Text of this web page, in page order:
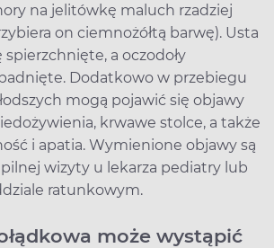
na jelitówkę maluch rzadziej
on ciemnożółtą barwę). Usta
spierzchnięte, a oczodoły
Dodatkowo w przebiegu
mogą pojawić się objawy
krwawe stolce, a także
i apatia. Wymienione objawy są
wizyty u lekarza pediatry lub
ratunkowym.
może wystąpić